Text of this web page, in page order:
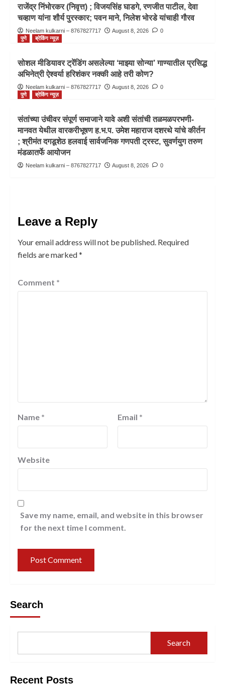
राजेंद्र निंभोरकर (निवृत्त) ; विजयसिंह घाडगे, रणजीत पाटील, देवा
चव्हाण यांना शौर्य पुरस्कार; पवन माने, निलेश भोरडे यांचाही गौरव
Neelam kulkarni – 8767827717 August 8, 2026
0
पुणे
ब्रेकिंग न्यूज़
सोशल मीडियावर ट्रेंडिंग असलेल्या ‘माझ्या सोन्या’ गाण्यातील प्रसिद्ध
अभिनेत्री ऐश्वर्या हरिशंकर नक्की आहे तरी कोण?
Neelam kulkarni – 8767827717 August 8, 2026
0
पुणे
ब्रेकिंग न्यूज़
संतांच्या उंचीवर संपूर्ण समाजाने यावे अशी संतांची तळमळपरभणी-
मानवत येथील वारकरीभूषण ह.भ.प. उमेश महाराज दशरथे यांचे कीर्तन
; श्रीमंत दगडूशेठ हलवाई सार्वजनिक गणपती ट्रस्ट, सुवर्णयुग तरुण
मंडळातर्फे आयोजन
Neelam kulkarni – 8767827717 August 8, 2026 0
Leave a Reply
Your email address will not be published. Required
fields are marked*
Comment *
Name * Email *
Website
Save my name, email, and website in this browser
for the next time I comment.
Search
Search
Recent Posts